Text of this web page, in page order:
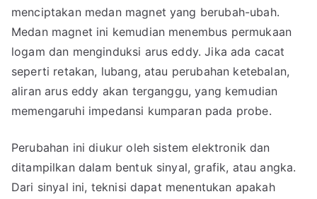
menciptakan medan magnet yang berubah-ubah.
Medan magnet ini kemudian menembus permukaan
logam dan menginduksi arus eddy. Jika ada cacat
seperti retakan, lubang, atau perubahan ketebalan,
aliran arus eddy akan terganggu, yang kemudian
memengaruhi impedansi kumparan pada probe.
Perubahan ini diukur oleh sistem elektronik dan
ditampilkan dalam bentuk sinyal, grafik, atau angka.
Dari sinyal ini, teknisi dapat menentukan apakah